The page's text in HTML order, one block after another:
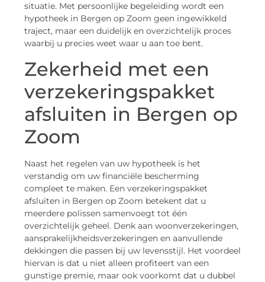
situatie. Met persoonlijke begeleiding wordt een
hypotheek in Bergen op Zoom geen ingewikkeld
traject, maar een duidelijk en overzichtelijk proces
waarbij u precies weet waar u aan toe bent.
Zekerheid met een
verzekeringspakket
afsluiten in Bergen op
Zoom
Naast het regelen van uw hypotheek is het
verstandig om uw financiële bescherming
compleet te maken. Een verzekeringspakket
afsluiten in Bergen op Zoom betekent dat u
meerdere polissen samenvoegt tot één
overzichtelijk geheel. Denk aan woonverzekeringen,
aansprakelijkheidsverzekeringen en aanvullende
dekkingen die passen bij uw levensstijl. Het voordeel
hiervan is dat u niet alleen profiteert van een
gunstige premie, maar ook voorkomt dat u dubbel